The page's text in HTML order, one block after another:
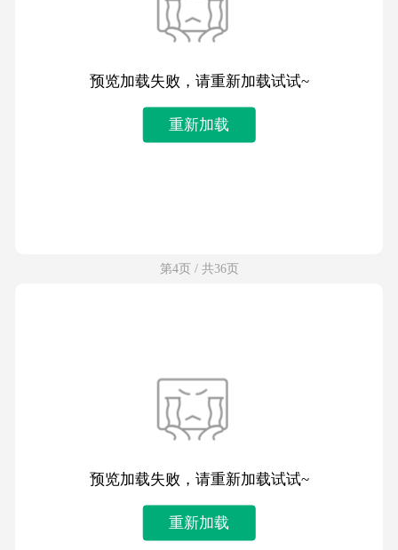
预览加载失败，请重新加载试试~
重新加载
第4页 / 共36页
预览加载失败，请重新加载试试~
重新加载